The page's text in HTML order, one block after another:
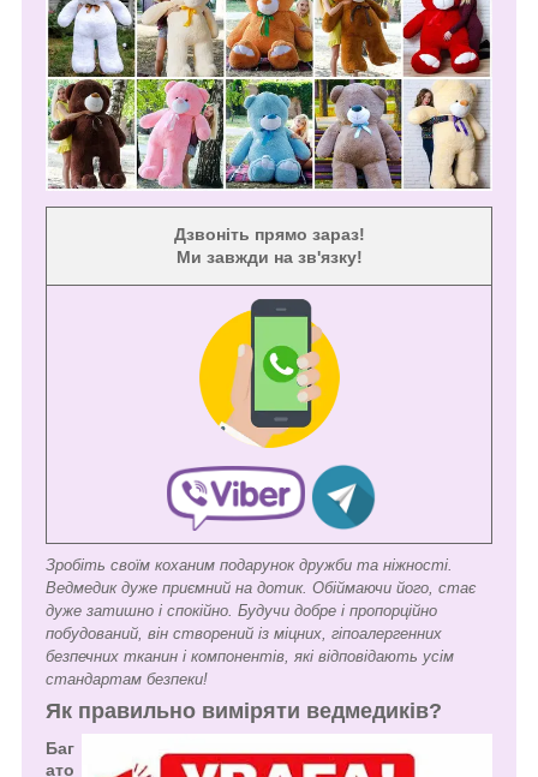
Дзвоніть прямо зараз!
Ми завжди на зв'язку!
Зробіть своїм коханим подарунок дружби та ніжності.
Ведмедик дуже приємний на дотик. Обіймаючи його, стає
дуже затишно і спокійно. Будучи добре і пропорційно
побудований, він створений із міцних, гіпоалергенних
безпечних тканин і компонентів, які відповідають усім
стандартам безпеки!
Як правильно виміряти ведмедиків?
Баг
ато